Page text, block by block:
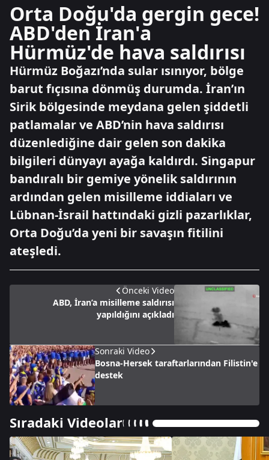
Orta Doğu'da gergin gece!
ABD'den İran'a
Hürmüz'de hava saldırısı
Hürmüz Boğazı’nda sular ısınıyor, bölge
barut fıçısına dönmüş durumda. İran’ın
Sirik bölgesinde meydana gelen şiddetli
patlamalar ve ABD’nin hava saldırısı
düzenlediğine dair gelen son dakika
bilgileri dünyayı ayağa kaldırdı. Singapur
bandıralı bir gemiye yönelik saldırının
ardından gelen misilleme iddiaları ve
Lübnan-İsrail hattındaki gizli pazarlıklar,
Orta Doğu’da yeni bir savaşın fitilini
ateşledi.
Önceki Video
ABD, İran’a misilleme saldırısı
yapıldığını açıkladı
Sonraki Video
Bosna-Hersek taraftarlarından Filistin'e
destek
Sıradaki Videolar